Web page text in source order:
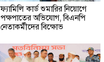
ফ্যামিলি কার্ড শুমারির নিয়োগে
পক্ষপাতের অভিযোগ, বিএনপি
নেতাকর্মীদের বিক্ষোভ